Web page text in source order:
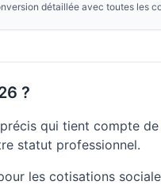
détaillée avec toutes les
?
qui tient compte
statut professionnel.
les cotisations